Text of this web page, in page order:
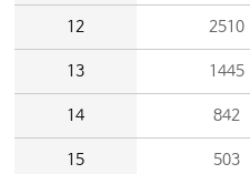
12 2510
13 1445
14 842
15 503